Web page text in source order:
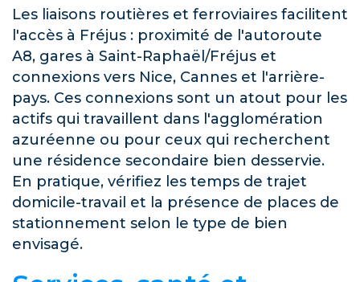
Les liaisons routières et ferroviaires facilitent
l'accès à Fréjus : proximité de l'autoroute
A8, gares à Saint-Raphaël/Fréjus et
connexions vers Nice, Cannes et l'arrière-
pays. Ces connexions sont un atout pour les
actifs qui travaillent dans l'agglomération
azuréenne ou pour ceux qui recherchent
une résidence secondaire bien desservie.
En pratique, vérifiez les temps de trajet
domicile-travail et la présence de places de
stationnement selon le type de bien
envisagé.